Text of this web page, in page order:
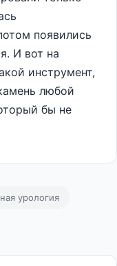
появились
И вот на
инструмент,
любой
бы не
урология